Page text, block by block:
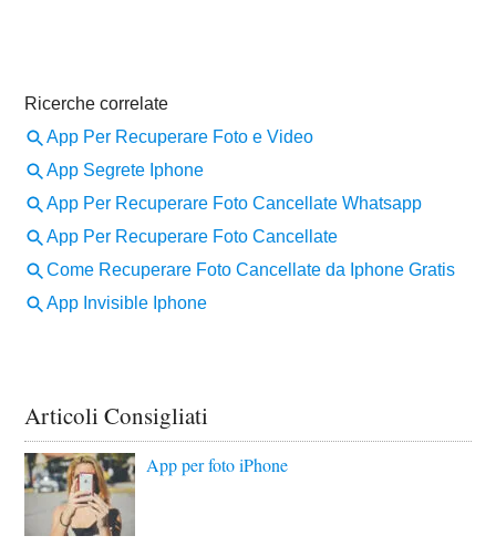
Articoli Consigliati
App per foto iPhone